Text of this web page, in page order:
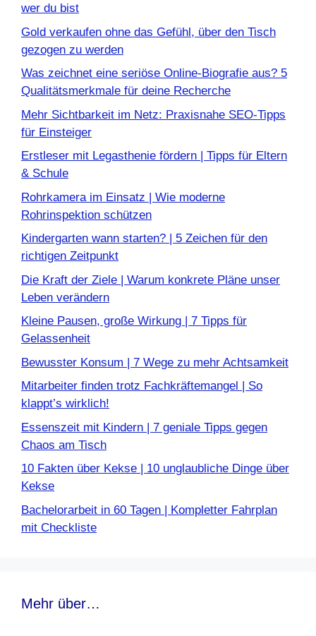
wer du bist
Gold verkaufen ohne das Gefühl, über den Tisch
gezogen zu werden
Was zeichnet eine seriöse Online-Biografie aus? 5
Qualitätsmerkmale für deine Recherche
Mehr Sichtbarkeit im Netz: Praxisnahe SEO-Tipps
für Einsteiger
Erstleser mit Legasthenie fördern | Tipps für Eltern
& Schule
Rohrkamera im Einsatz | Wie moderne
Rohrinspektion schützen
Kindergarten wann starten? | 5 Zeichen für den
richtigen Zeitpunkt
Die Kraft der Ziele | Warum konkrete Pläne unser
Leben verändern
Kleine Pausen, große Wirkung | 7 Tipps für
Gelassenheit
Bewusster Konsum | 7 Wege zu mehr Achtsamkeit
Mitarbeiter finden trotz Fachkräftemangel | So
klappt’s wirklich!
Essenszeit mit Kindern | 7 geniale Tipps gegen
Chaos am Tisch
10 Fakten über Kekse | 10 unglaubliche Dinge über
Kekse
Bachelorarbeit in 60 Tagen | Kompletter Fahrplan
mit Checkliste
Mehr über…